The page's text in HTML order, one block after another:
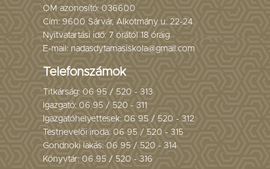
OM azonosító: 036600
Cím: 9600 Sárvár, Alkotmány u. 22-24.
Nyitvatartási idő: 7 órától 18 óráig
E-mail: nadasdytamasiskola@gmail.com
Telefonszámok
Titkárság: 06 95 / 520 - 313
Igazgató: 06 95 / 520 - 311
Igazgatóhelyettesek: 06 95 / 520 - 312
Testnevelői iroda: 06 95 / 520 - 315
Gondnoki lakás: 06 95 / 520 - 314
Könyvtár: 06 95 / 520 - 316